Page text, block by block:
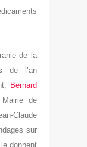
de la
de l’an
Bernard
de
Claude
sur
donnent